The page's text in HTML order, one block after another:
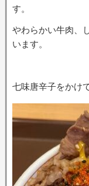
す。
やわらかい牛肉、
います。
七味唐辛子をかけ